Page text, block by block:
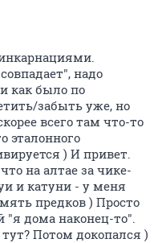
надо
как было по
забыть уже, но
всего там что-то
эталонного
) И привет.
на алтае за чике-
и катуни - у меня
предков ) Просто
дома наконец-то".
Потом докопался )